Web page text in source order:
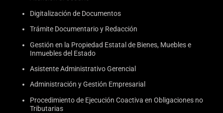
Digitalización de Documentos
Trámite Documentario y Redacción
Gestión en la Propiedad Estatal de Bienes, Muebles e
Inmuebles del Estado
Asistente Administrativo Gerencial
Administración y Gestión Empresarial
Procedimiento de Ejecución Coactiva en Obligaciones no
Tributarias